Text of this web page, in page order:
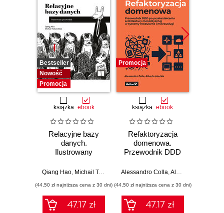
Bestseller
Nowość
Promocja
książka ebook
Relacyjne bazy
danych.
Ilustrowany
Qiang Hao Michail Tsikerdekis
(44,50 zł najniższa cena z 30 dni)
47.17 zł
Promocja
książka ebook
Refaktoryzacja
domenowa.
Przewodnik DDD
architektury
systemy
modularne i
mikrousługi
Alessandro Colla Alberto Acerbis
(44,50 zł najniższa cena z 30 dni)
47.17 zł